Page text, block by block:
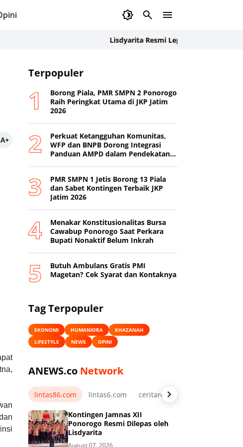
Lisdyarita Resmi Lepas Kontingen Jamnas XII
Terpopuler
Borong Piala, PMR SMPN 2 Ponorogo
Raih Peringkat Utama di JKP Jatim
2026
Perkuat Ketangguhan Komunitas,
WFP dan BNPB Dorong Integrasi
Panduan AMPD dalam Pendekatan
PMR SMPN 1 Jetis Borong 13 Piala
dan Sabet Kontingen Terbaik JKP
Jatim 2026
Menakar Konstitusionalitas Bursa
Cawabup Ponorogo Saat Perkara
Bupati Nonaktif Belum Inkrah
Butuh Ambulans Gratis PMI
Magetan? Cek Syarat dan Kontaknya
Tag Terpopuler
EKONOMI HUMANIORA
KHAZANAH
LIFESTYLE
NEWS OPINI
ANEWS.co Network
lintas86.com lintas6.com ceritarelawan.my.id
Kontingen Jamnas XII
Ponorogo Resmi Dilepas oleh
Lisdyarita
August 07, 2026